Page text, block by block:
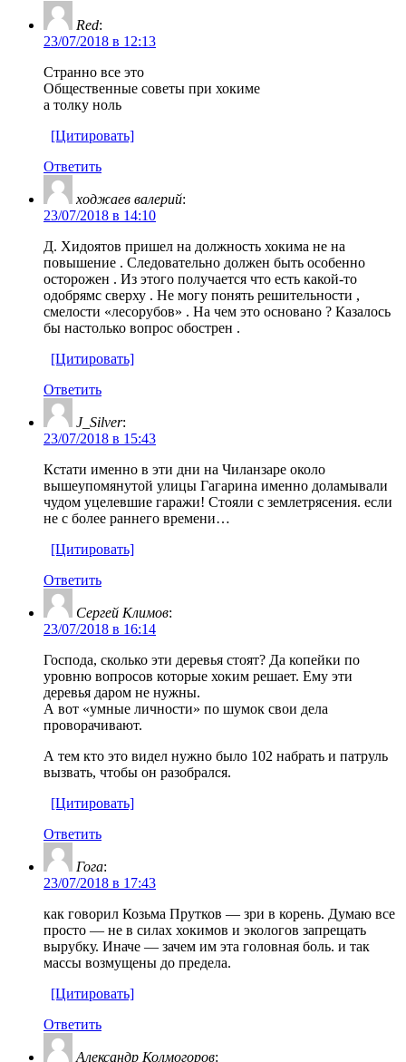
Red:
23/07/2018 в 12:13
Странно все это
Общественные советы при хокиме
а толку ноль
[Цитировать]
Ответить
ходжаев валерий:
23/07/2018 в 14:10
Д. Хидоятов пришел на должность хокима не на
повышение . Следовательно должен быть особенно
осторожен . Из этого получается что есть какой-то
одобрямс сверху . Не могу понять решительности ,
смелости «лесорубов» . На чем это основано ? Казалось
бы настолько вопрос обострен .
[Цитировать]
Ответить
J_Silver:
23/07/2018 в 15:43
Кстати именно в эти дни на Чиланзаре около
вышеупомянутой улицы Гагарина именно доламывали
чудом уцелевшие гаражи! Стояли с землетрясения. если
не с более раннего времени…
[Цитировать]
Ответить
Сергей Климов:
23/07/2018 в 16:14
Господа, сколько эти деревья стоят? Да копейки по
уровню вопросов которые хоким решает. Ему эти
деревья даром не нужны.
А вот «умные личности» по шумок свои дела
проворачивают.
А тем кто это видел нужно было 102 набрать и патруль
вызвать, чтобы он разобрался.
[Цитировать]
Ответить
Гога:
23/07/2018 в 17:43
как говорил Козьма Прутков — зри в корень. Думаю все
просто — не в силах хокимов и экологов запрещать
вырубку. Иначе — зачем им эта головная боль. и так
массы возмущены до предела.
[Цитировать]
Ответить
Александр Колмогоров: